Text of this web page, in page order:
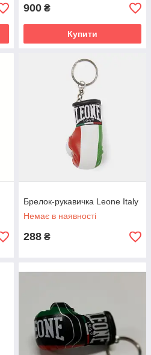
900 ₴
Купити
Брелок-рукавичка Leone Italy
Немає в наявності
288 ₴